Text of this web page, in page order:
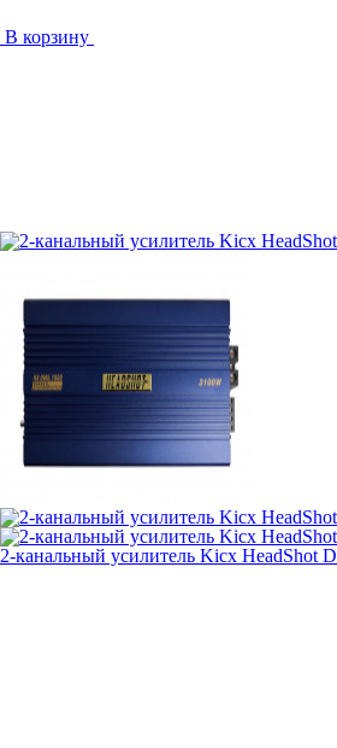
В корзину
2-канальный усилитель Kicx HeadShot